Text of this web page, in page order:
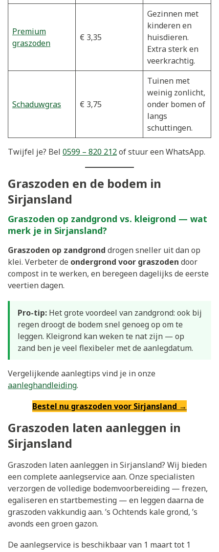
Premium
graszoden
€ 3,35
Gezinnen met
kinderen en
huisdieren.
Extra sterk en
veerkrachtig.
Schaduwgras € 3,75
Tuinen met
weinig zonlicht,
onder bomen of
langs
schuttingen.
Twijfel je? Bel 0599 – 820 212of stuur een WhatsApp.
Graszoden en de bodem in
Sirjansland
Graszoden op zandgrond vs. kleigrond — wat
merk je in Sirjansland?
Graszoden op zandgrond drogen sneller uit dan op
klei. Verbeter de ondergrond voor graszoden door
compost in te werken, en beregeen dagelijks de eerste
veertien dagen.
Pro-tip: Het grote voordeel van zandgrond: ook bij
regen droogt de bodem snel genoeg op om te
leggen. Kleigrond kan weken te nat zijn — op
zand ben je veel flexibeler met de aanlegdatum.
Vergelijkende aanlegtips vind je in onze
aanleghandleiding.
Bestel nu graszoden voor Sirjansland →
Graszoden laten aanleggen in
Sirjansland
Graszoden laten aanleggen in Sirjansland? Wij bieden
een complete aanlegservice aan. Onze specialisten
verzorgen de volledige bodemvoorbereiding — frezen,
egaliseren en startbemesting — en leggen daarna de
graszoden vakkundig aan. ’s Ochtends kale grond, ’s
avonds een groen gazon.
De aanlegservice is beschikbaar van 1 maart tot 1